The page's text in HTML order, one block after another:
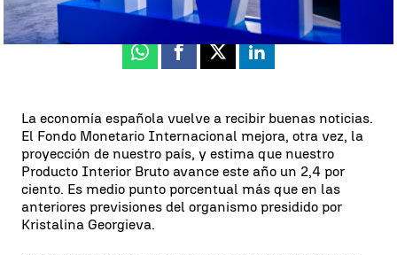
Whatsapp
Facebook
X Linkedin
La economía española vuelve a recibir buenas noticias.
El Fondo Monetario Internacional mejora, otra vez, la
proyección de nuestro país, y estima que nuestro
Producto Interior Bruto avance este año un 2,4 por
ciento. Es medio punto porcentual más que en las
anteriores previsiones del organismo presidido por
Kristalina Georgieva.